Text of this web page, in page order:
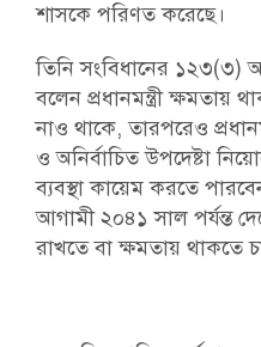
শাসকে পরিণত করেছে।
তিনি সংবিধানের ১২৩(৩)
বলেন প্রধানমন্ত্রী ক্ষমতায়
নাও থাকে, তারপরেও
ও অনির্বাচিত উপদেষ্টা
ব্যবস্থা কায়েম করতে
আগামী ২০৪১ সাল পর্যন্ত
রাখতে বা ক্ষমতায় থাকতে